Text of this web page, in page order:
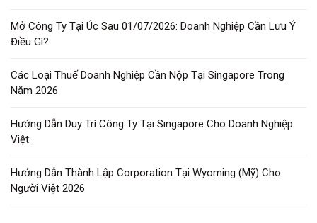
Mở Công Ty Tại Úc Sau 01/07/2026: Doanh Nghiệp Cần Lưu Ý
Điều Gì?
Các Loại Thuế Doanh Nghiệp Cần Nộp Tại Singapore Trong
Năm 2026
Hướng Dẫn Duy Trì Công Ty Tại Singapore Cho Doanh Nghiệp
Việt
Hướng Dẫn Thành Lập Corporation Tại Wyoming (Mỹ) Cho
Người Việt 2026